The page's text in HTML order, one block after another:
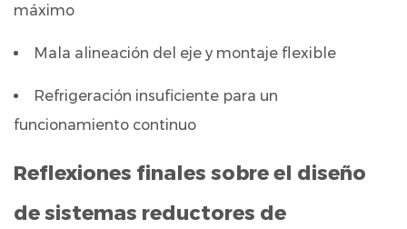
máximo
Mala alineación del eje y montaje flexible
Refrigeración insuficiente para un
funcionamiento continuo
Reflexiones finales sobre el diseño
de sistemas reductores de